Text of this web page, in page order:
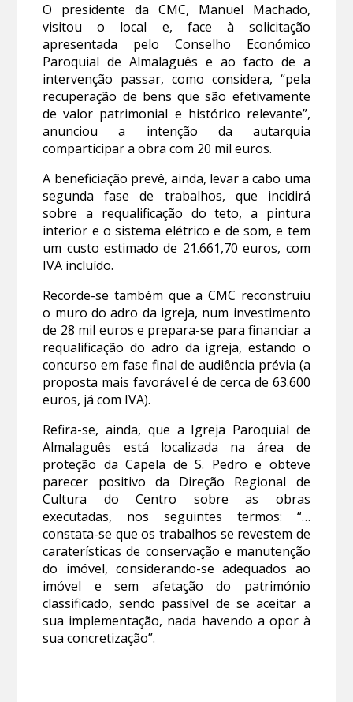
O presidente da CMC, Manuel Machado,
visitou o local e, face à solicitação
apresentada pelo Conselho Económico
Paroquial de Almalaguês e ao facto de a
intervenção passar, como considera, “pela
recuperação de bens que são efetivamente
de valor patrimonial e histórico relevante”,
anunciou a intenção da autarquia
comparticipar a obra com 20 mil euros.
A beneficiação prevê, ainda, levar a cabo uma
segunda fase de trabalhos, que incidirá
sobre a requalificação do teto, a pintura
interior e o sistema elétrico e de som, e tem
um custo estimado de 21.661,70 euros, com
IVA incluído.
Recorde-se também que a CMC reconstruiu
o muro do adro da igreja, num investimento
de 28 mil euros e prepara-se para financiar a
requalificação do adro da igreja, estando o
concurso em fase final de audiência prévia (a
proposta mais favorável é de cerca de 63.600
euros, já com IVA).
Refira-se, ainda, que a Igreja Paroquial de
Almalaguês está localizada na área de
proteção da Capela de S. Pedro e obteve
parecer positivo da Direção Regional de
Cultura do Centro sobre as obras
executadas, nos seguintes termos: “…
constata-se que os trabalhos se revestem de
caraterísticas de conservação e manutenção
do imóvel, considerando-se adequados ao
imóvel e sem afetação do património
classificado, sendo passível de se aceitar a
sua implementação, nada havendo a opor à
sua concretização”.